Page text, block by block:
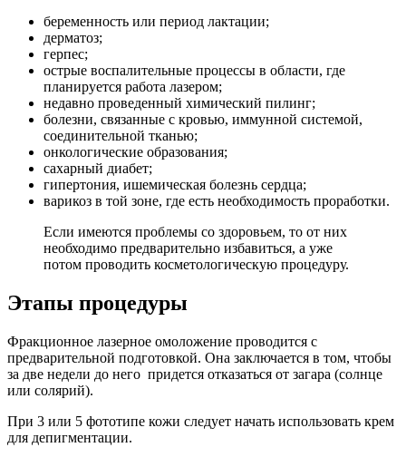
беременность или период лактации;
дерматоз;
герпес;
острые воспалительные процессы в области, где
планируется работа лазером;
недавно проведенный химический пилинг;
болезни, связанные с кровью, иммунной системой,
соединительной тканью;
онкологические образования;
сахарный диабет;
гипертония, ишемическая болезнь сердца;
варикоз в той зоне, где есть необходимость проработки.
Если имеются проблемы со здоровьем, то от них
необходимо предварительно избавиться, а уже
потом проводить косметологическую процедуру.
Этапы процедуры
Фракционное лазерное омоложение проводится с
предварительной подготовкой. Она заключается в том, чтобы
за две недели до него придется отказаться от загара (солнце
или солярий).
При 3 или 5 фототипе кожи следует начать использовать крем
для депигментации.